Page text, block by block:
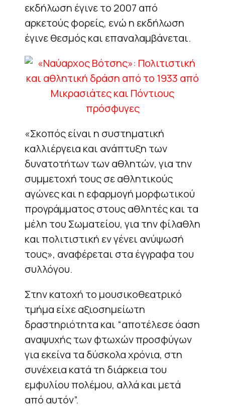
εκδήλωση έγινε το 2007 από
αρκετούς φορείς, ενώ η εκδήλωση
έγινε θεσμός και επαναλαμβάνεται.
«Σκοπός είναι η συστηματική
καλλιέργεια και ανάπτυξη των
δυνατοτήτων των αθλητών, για την
συμμετοχή τους σε αθλητικούς
αγώνες και η εφαρμογή μορφωτικού
προγράμματος στους αθλητές και τα
μέλη του Σωματείου, για την φίλαθλη
και πολιτιστική εν γένει ανύψωσή
τους», αναφέρεται στα έγγραφα του
συλλόγου.
Στην κατοχή το μουσικοθεατρικό
τμήμα είχε αξιοσημείωτη
δραστηριότητα και “αποτέλεσε όαση
αναψυχής των φτωχών προσφύγων
για εκείνα τα δύσκολα χρόνια, στη
συνέχεια κατά τη διάρκεια του
εμφυλίου πολέμου, αλλά και μετά
από αυτόν”.